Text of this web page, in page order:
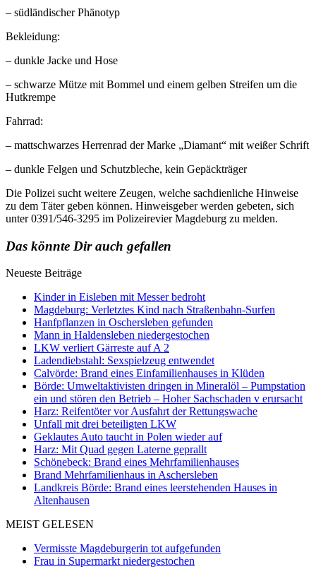
– südländischer Phänotyp
Bekleidung:
– dunkle Jacke und Hose
– schwarze Mütze mit Bommel und einem gelben Streifen um die
Hutkrempe
Fahrrad:
– mattschwarzes Herrenrad der Marke „Diamant“ mit weißer Schrift
– dunkle Felgen und Schutzbleche, kein Gepäckträger
Die Polizei sucht weitere Zeugen, welche sachdienliche Hinweise
zu dem Täter geben können. Hinweisgeber werden gebeten, sich
unter 0391/546-3295 im Polizeirevier Magdeburg zu melden.
Das könnte Dir auch gefallen
Neueste Beiträge
Kinder in Eisleben mit Messer bedroht
Magdeburg: Verletztes Kind nach Straßenbahn-Surfen
Hanfpflanzen in Oschersleben gefunden
Mann in Haldensleben niedergestochen
LKW verliert Gärreste auf A 2
Ladendiebstahl: Sexspielzeug entwendet
Calvörde: Brand eines Einfamilienhauses in Klüden
Börde: Umweltaktivisten dringen in Mineralöl – Pumpstation
ein und stören den Betrieb – Hoher Sachschaden v erursacht
Harz: Reifentöter vor Ausfahrt der Rettungswache
Unfall mit drei beteiligten LKW
Geklautes Auto taucht in Polen wieder auf
Harz: Mit Quad gegen Laterne geprallt
Schönebeck: Brand eines Mehrfamilienhauses
Brand Mehrfamilienhaus in Aschersleben
Landkreis Börde: Brand eines leerstehenden Hauses in
Altenhausen
MEIST GELESEN
Vermisste Magdeburgerin tot aufgefunden
Frau in Supermarkt niedergestochen